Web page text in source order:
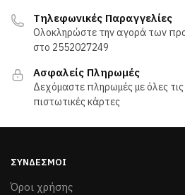
επιλογές
μπορούν
επιλεγούν
σελίδα
του
στη
του
Τηλεφωνικές Παραγγελίες
Ολοκληρώστε την αγορά των
στο 2552027249
Ασφαλείς Πληρωμές
Δεχόμαστε πληρωμές με όλες
πιστωτικές κάρτες
ΣΎΝΔΕΣΜΟΙ
Όροι χρήσης